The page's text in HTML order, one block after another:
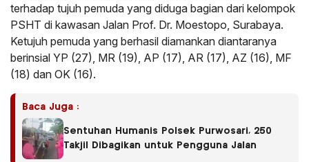
terhadap tujuh pemuda yang diduga bagian dari kelompok
PSHT di kawasan Jalan Prof. Dr. Moestopo, Surabaya.
Ketujuh pemuda yang berhasil diamankan diantaranya
berinsial YP (27), MR (19), AP (17), AR (17), AZ (16), MF
(18) dan OK (16).
Baca Juga :
Sentuhan Humanis Polsek Purwosari, 250
Takjil Dibagikan untuk Pengguna Jalan